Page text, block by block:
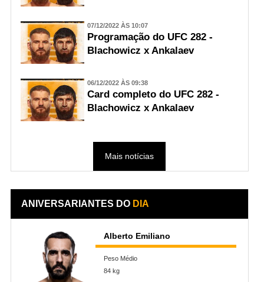
07/12/2022 ÀS 10:07
Programação do UFC 282 -
Blachowicz x Ankalaev
06/12/2022 ÀS 09:38
Card completo do UFC 282 -
Blachowicz x Ankalaev
Mais notícias
ANIVERSARIANTES DO DIA
Alberto Emiliano
Peso Médio
84 kg